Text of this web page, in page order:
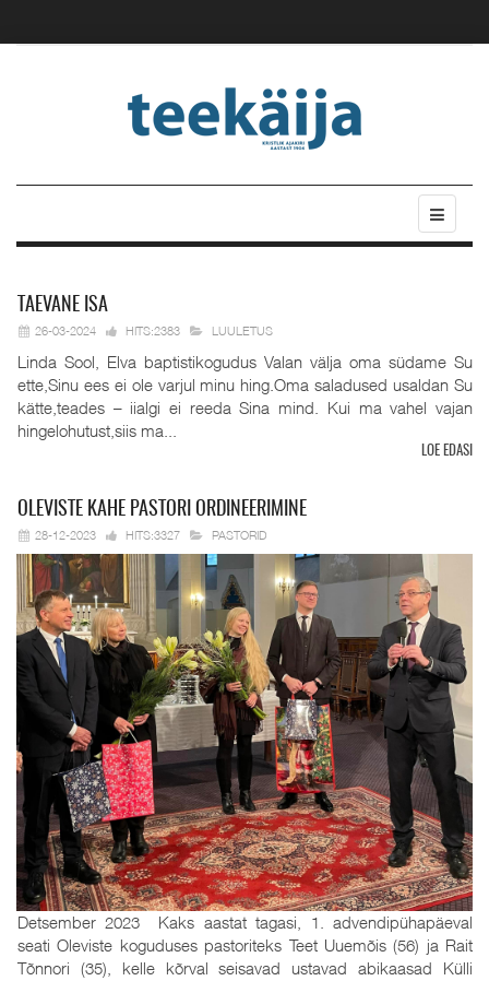
TAEVANE ISA
26-03-2024 HITS:2383 LUULETUS
Linda Sool, Elva baptistikogudus Valan välja oma südame Su
ette,Sinu ees ei ole varjul minu hing.Oma saladused usaldan Su
kätte,teades – iialgi ei reeda Sina mind. Kui ma vahel vajan
hingelohutust,siis ma...
LOE EDASI
OLEVISTE KAHE PASTORI ORDINEERIMINE
28-12-2023 HITS:3327 PASTORID
Detsember 2023 Kaks aastat tagasi, 1. advendipühapäeval
seati Oleviste koguduses pastoriteks Teet Uuemõis (56) ja Rait
Tõnnori (35), kelle kõrval seisavad ustavad abikaasad Külli